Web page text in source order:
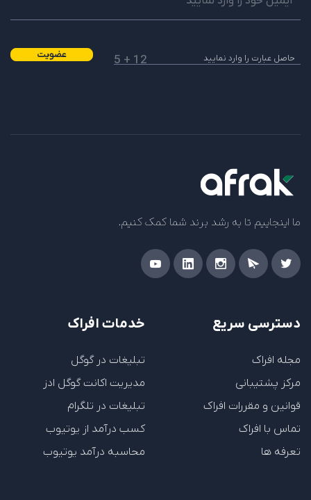
12 + 5 عضویت
ما اینجاییم تا به رشد برند شما کمک کنیم.
دسترسی سریع
مجله افراک
مرکز پشتیبانی
قوانین و مقررات افراک
تماس با افراک
تعرفه ها
خدمات افراک
تبلیغات در گوگل
مدیریت اکانت گوگل ادز
تبلیغات در تلگرام
کسب درآمد از یوتیوب
محاسبه درآمد یوتیوب